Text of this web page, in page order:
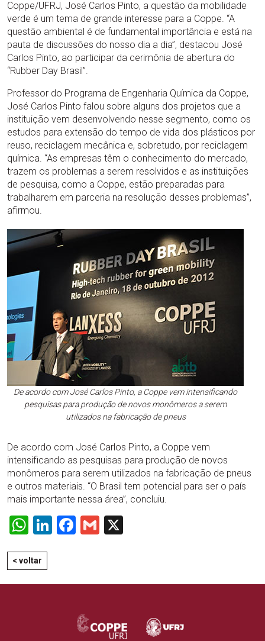
Coppe/UFRJ, José Carlos Pinto, a questão da mobilidade
verde é um tema de grande interesse para a Coppe. “A
questão ambiental é de fundamental importância e está na
pauta de discussões do nosso dia a dia”, destacou José
Carlos Pinto, ao participar da cerimônia de abertura do
“Rubber Day Brasil”.
Professor do Programa de Engenharia Química da Coppe,
José Carlos Pinto falou sobre alguns dos projetos que a
instituição vem desenvolvendo nesse segmento, como os
estudos para extensão do tempo de vida dos plásticos por
reuso, reciclagem mecânica e, sobretudo, por reciclagem
química. “As empresas têm o conhecimento do mercado,
trazem os problemas a serem resolvidos e as instituições
de pesquisa, como a Coppe, estão preparadas para
trabalharem em parceria na resolução desses problemas”,
afirmou.
De acordo com José Carlos Pinto, a Coppe vem intensificando
pesquisas para produção de novos monômeros a serem
utilizados na fabricação de pneus
De acordo com José Carlos Pinto, a Coppe vem
intensificando as pesquisas para produção de novos
monômeros para serem utilizados na fabricação de pneus
e outros materiais. “O Brasil tem potencial para ser o país
mais importante nessa área”, concluiu.
WhatsApp
LinkedIn
Facebook
Gmail
< voltar